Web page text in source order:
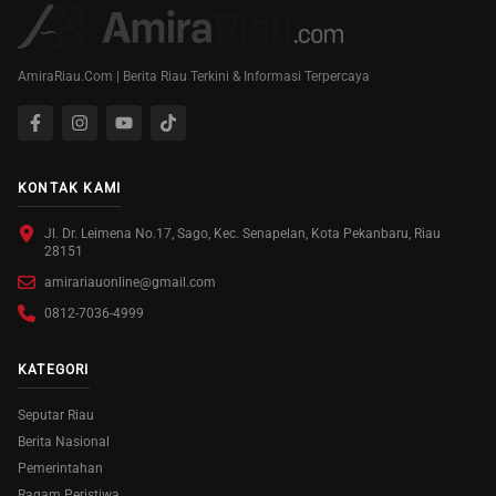
AmiraRiau.Com | Berita Riau Terkini & Informasi Terpercaya
KONTAK KAMI
Jl. Dr. Leimena No.17, Sago, Kec. Senapelan, Kota Pekanbaru, Riau
28151
amirariauonline@gmail.com
0812-7036-4999
KATEGORI
Seputar Riau
Berita Nasional
Pemerintahan